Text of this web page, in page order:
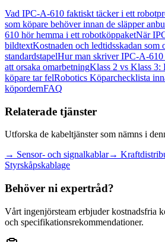
Vad IPC-A-610 faktiskt täcker i ett
som köpare behöver innan de släpper
610 hör hemma i ett robotköppaketNär
bildtextKostnaden och ledtidsskadan som
standardstapelHur man skriver IPC-A-610
att orsaka omarbetningKlass 2 vs Klass 3:
köpare tar felRobotics Köparchecklista
köpordernFAQ
Relaterade tjänster
Utforska de kabeltjänster som nämns i
→ Sensor- och signalkablar→
Styrskåpskablage
Behöver ni expertråd?
Vårt ingenjörsteam erbjuder kostnadsfria
och specifikationsrekommendationer.